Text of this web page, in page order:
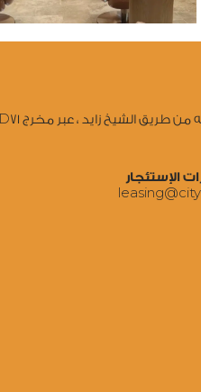
تقاطع طريق الوصل والصفا ، يمكن الوصول إليه من طريق الشيخ زايد ، عبر مخرج D71
الإستئجار